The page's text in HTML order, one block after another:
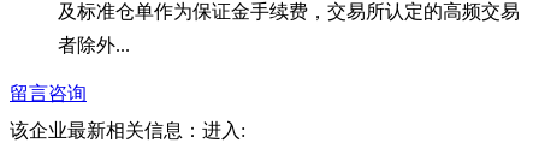
及标准仓单作为保证金手续费，交易所认定的高频交易
者除外...
留言咨询
该企业最新相关信息： 进入: